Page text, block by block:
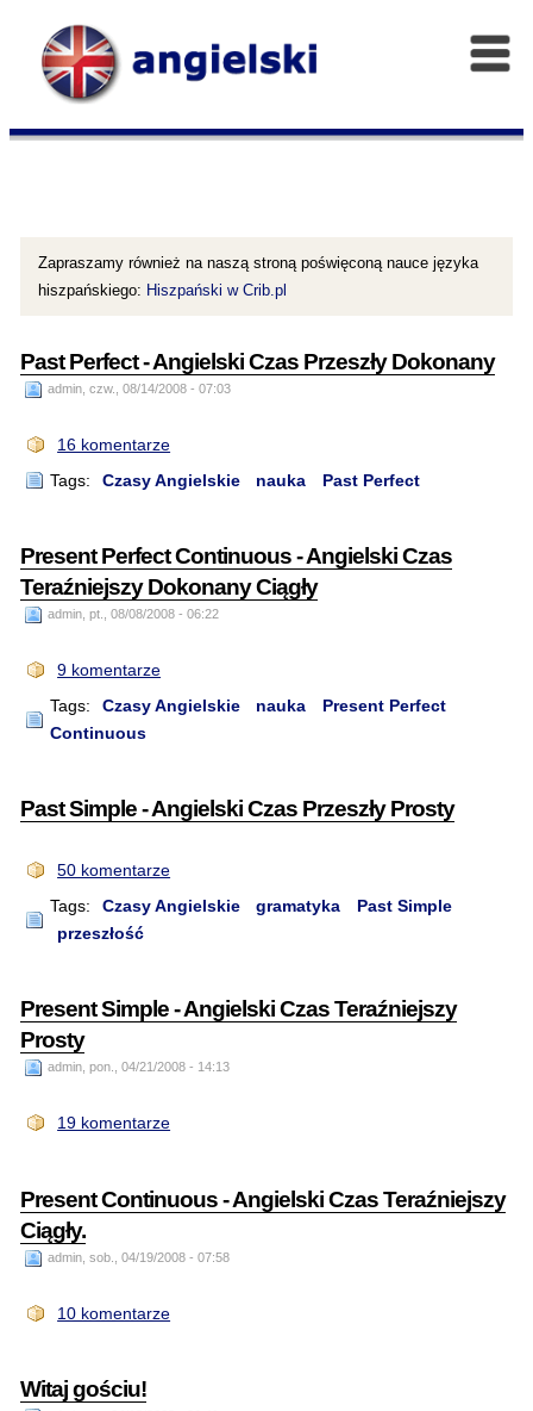
Zapraszamy również na naszą stroną poświęconą nauce języka
hiszpańskiego: Hiszpański w Crib.pl
Past Perfect - Angielski Czas Przeszły Dokonany
admin, czw., 08/14/2008 - 07:03
16 komentarze
Tags:
Czasy Angielskie nauka Past Perfect
Present Perfect Continuous - Angielski Czas
Teraźniejszy Dokonany Ciągły
admin, pt., 08/08/2008 - 06:22
9 komentarze
Tags:
Czasy Angielskie nauka
Present Perfect
Continuous
Past Simple - Angielski Czas Przeszły Prosty
50 komentarze
Tags:
Czasy Angielskie gramatyka
Past Simple
przeszłość
Present Simple - Angielski Czas Teraźniejszy
Prosty
admin, pon., 04/21/2008 - 14:13
19 komentarze
Present Continuous - Angielski Czas Teraźniejszy
Ciągły.
admin, sob., 04/19/2008 - 07:58
10 komentarze
Witaj gościu!